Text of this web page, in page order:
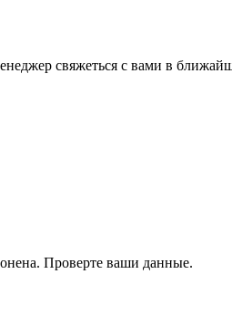
свяжеться с вами в
Проверте ваши данные.